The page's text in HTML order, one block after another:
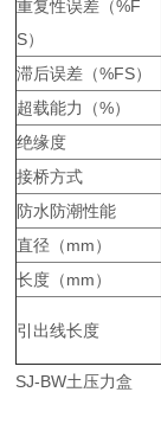
重复性误差（%F
S）
滞后误差（%FS）
超载能力（%）
绝缘度
接桥方式
防水防潮性能
直径（mm）
长度（mm）
引出线长度
SJ-BW土压力盒